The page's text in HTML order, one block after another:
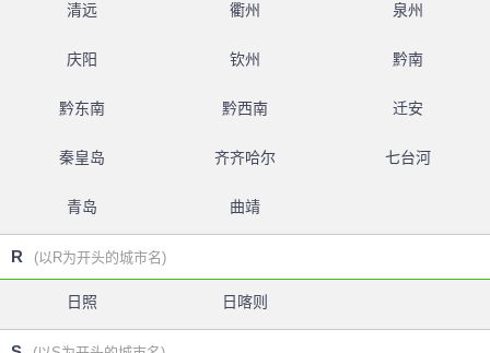
清远 衢州 泉州
庆阳 钦州 黔南
黔东南 黔西南 迁安
秦皇岛 齐齐哈尔 七台河
青岛 曲靖
R (以R为开头的城市名)
日照 日喀则